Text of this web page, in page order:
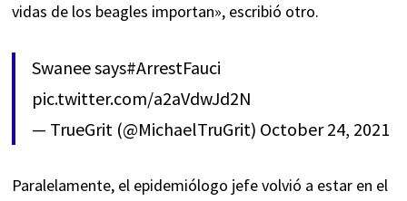
vidas de los beagles importan», escribió otro.
Swanee says#ArrestFauci
pic.twitter.com/a2aVdwJd2N
— TrueGrit (@MichaelTruGrit) October 24, 2021
Paralelamente, el epidemiólogo jefe volvió a estar en el